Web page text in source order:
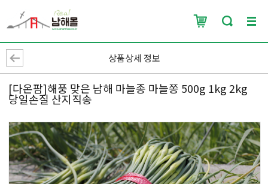
상품상세 정보
[다온팜]해풍 맞은 남해 마늘종 마늘쫑 500g 1kg 2kg
당일손질 산지직송